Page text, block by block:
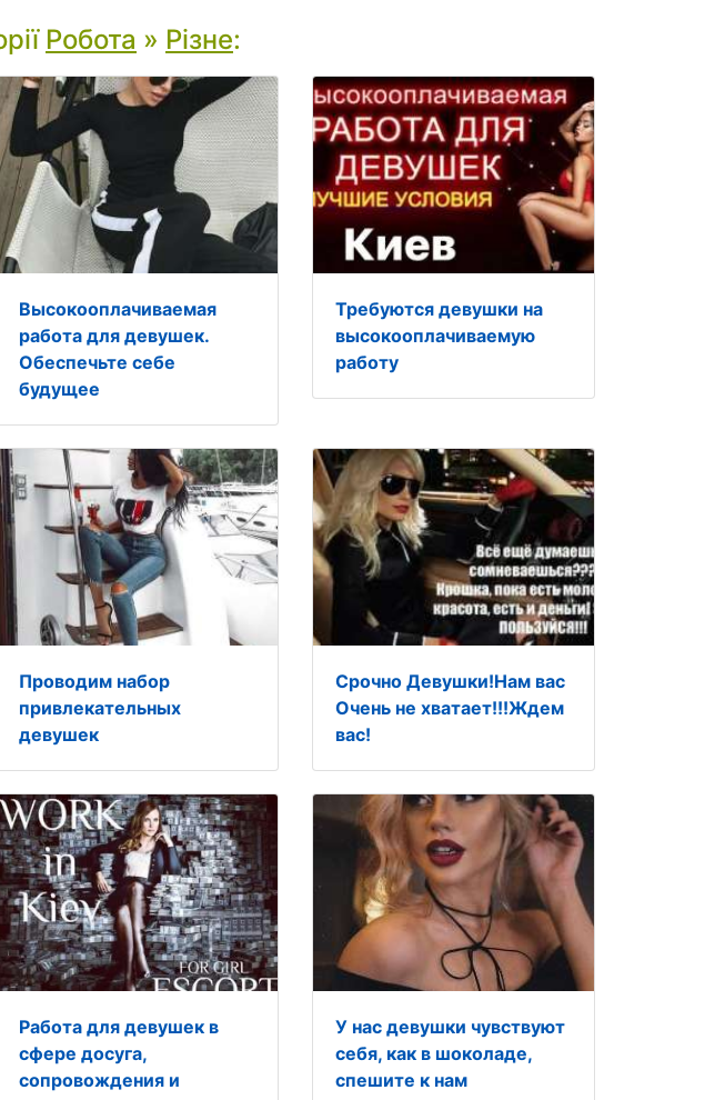
Робота » Різне:
Высокооплачиваемая
работа для девушек.
Обеспечьте себе
будущее
Требуются девушки на
высокооплачиваемую
работу
Проводим набор
привлекательных
девушек
Срочно Девушки!Нам вас
Очень не хватает!!!Ждем
вас!
Работа для девушек в
сфере досуга,
сопровождения и
У нас девушки чувствуют
себя, как в шоколаде,
спешите к нам